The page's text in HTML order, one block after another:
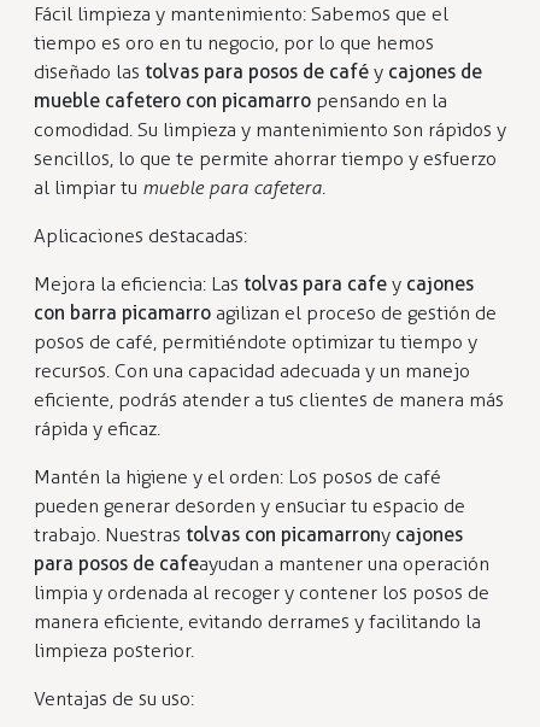
Fácil limpieza y mantenimiento: Sabemos que el
tiempo es oro en tu negocio, por lo que hemos
diseñado las tolvas para posos de café y cajones de
mueble cafetero con picamarro pensando en la
comodidad. Su limpieza y mantenimiento son rápidos y
sencillos, lo que te permite ahorrar tiempo y esfuerzo
al limpiar tu mueble para cafetera.
Aplicaciones destacadas:
Mejora la eficiencia: Las tolvas para cafe y cajones
con barra picamarro agilizan el proceso de gestión de
posos de café, permitiéndote optimizar tu tiempo y
recursos. Con una capacidad adecuada y un manejo
eficiente, podrás atender a tus clientes de manera más
rápida y eficaz.
Mantén la higiene y el orden: Los posos de café
pueden generar desorden y ensuciar tu espacio de
trabajo. Nuestras tolvas con picamarrony cajones
para posos de cafeayudan a mantener una operación
limpia y ordenada al recoger y contener los posos de
manera eficiente, evitando derrames y facilitando la
limpieza posterior.
Ventajas de su uso: